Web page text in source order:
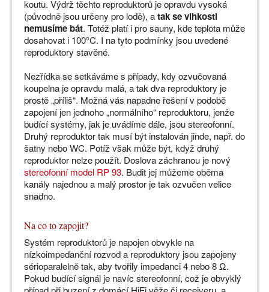
koutu. Výdrž těchto reproduktorů je opravdu vysoká
(původně jsou určeny pro lodě), atak se vlhkosti
nemusíme bát. Totéž platí i pro sauny, kde teplota může
dosahovat i 100°C. I na tyto podmínky jsou uvedené
reproduktory stavěné.
Nezřídka se setkáváme s případy, kdy ozvučovaná
koupelna je opravdu malá, a tak dva reproduktory je
prostě „příliš“. Možná vás napadne řešení v podobě
zapojení jen jednoho „normálního“ reproduktoru, jenže
budící systémy, jak je uvádíme dále, jsou stereofonní.
Druhý reproduktor tak musí být instalován jinde, např. do
šatny nebo WC. Potíž však může být, když druhý
reproduktor nelze použít. Doslova záchranou je nový
stereofonní model RP 93. Budit jej můžeme oběma
kanály najednou a malý prostor je tak ozvučen velice
snadno.
Na co to zapojit?
Systém reproduktorů je napojen obvykle na
nízkoimpedanční rozvod a reproduktory jsou zapojeny
sérioparalelně tak, aby tvořily impedanci 4 nebo 8 Ω.
Pokud budící signál je navíc stereofonní, což je obvyklý